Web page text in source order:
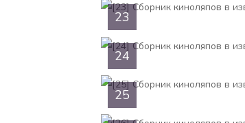
23
24
25